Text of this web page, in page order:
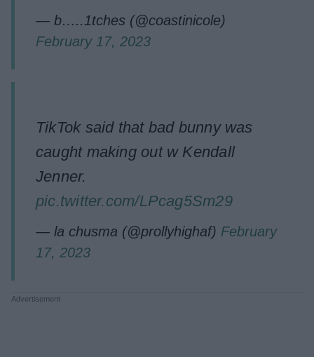
— b…..1tches (@coastinicole)
February 17, 2023
TikTok said that bad bunny was
caught making out w Kendall
Jenner.
pic.twitter.com/LPcag5Sm29
— la chusma (@prollyhighaf) February
17, 2023